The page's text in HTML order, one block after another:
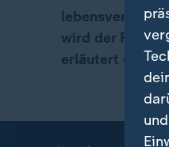
wird der Fall
erläutert die